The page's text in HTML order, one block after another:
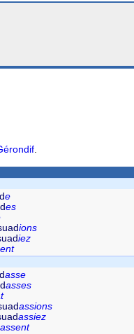
e
es
ions
iez
ent
asse
asses
assions
assiez
assent